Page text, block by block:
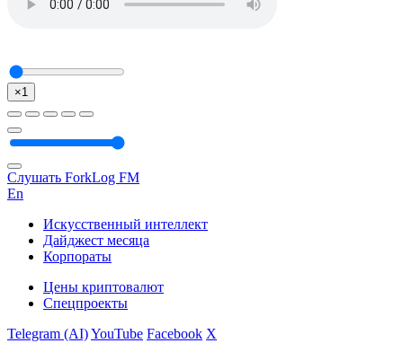
×1
Слушать ForkLog FM
En
Искусственный интеллект
Дайджест месяца
Корпораты
Цены криптовалют
Спецпроекты
Telegram (AI)YouTube Facebook X